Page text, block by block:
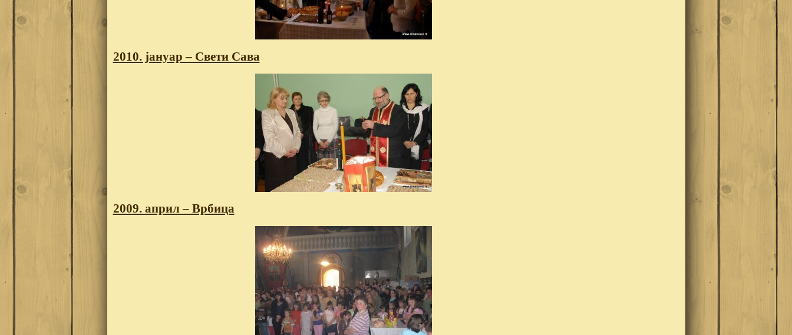
2010. јануар – Свети Сава
2009. април – Врбица